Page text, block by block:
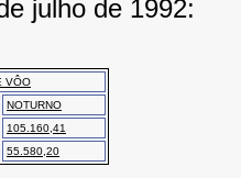
julho de 1992:
VÔO
NOTURNO
105.160,41
55.580,20